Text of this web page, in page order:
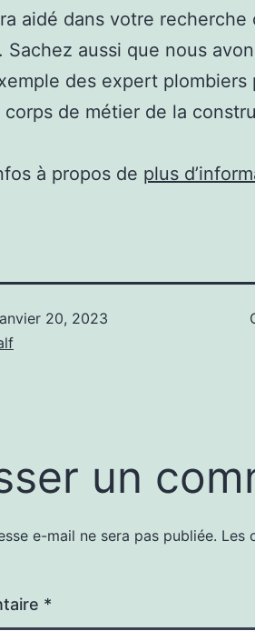
aidé dans votre
Sachez aussi que nous
des expert plombiers
corps de métier de la
à propos de plus
20, 2023
un
e-mail ne sera pas publiée. Les
*